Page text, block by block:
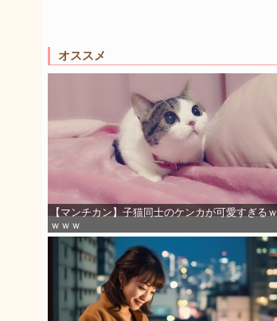
オススメ
【マンチカン】子猫同士のケンカが可愛すぎるｗ
ｗｗｗ